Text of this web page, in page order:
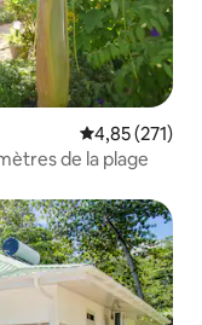
Évaluation
4,85 (271)
de la plage